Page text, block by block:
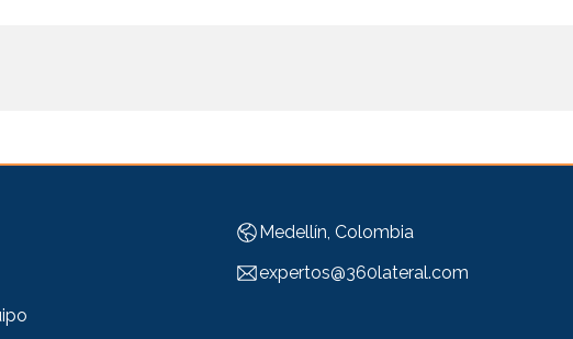
Medellín, Colombia
expertos@360lateral.com